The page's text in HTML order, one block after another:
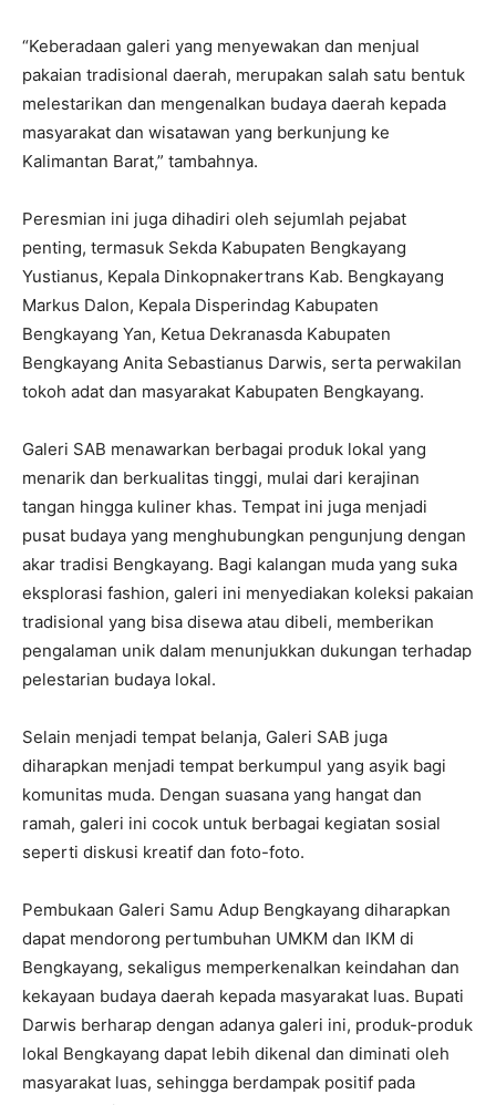
“Keberadaan galeri yang menyewakan dan menjual
pakaian tradisional daerah, merupakan salah satu bentuk
melestarikan dan mengenalkan budaya daerah kepada
masyarakat dan wisatawan yang berkunjung ke
Kalimantan Barat,” tambahnya.
Peresmian ini juga dihadiri oleh sejumlah pejabat
penting, termasuk Sekda Kabupaten Bengkayang
Yustianus, Kepala Dinkopnakertrans Kab. Bengkayang
Markus Dalon, Kepala Disperindag Kabupaten
Bengkayang Yan, Ketua Dekranasda Kabupaten
Bengkayang Anita Sebastianus Darwis, serta perwakilan
tokoh adat dan masyarakat Kabupaten Bengkayang.
Galeri SAB menawarkan berbagai produk lokal yang
menarik dan berkualitas tinggi, mulai dari kerajinan
tangan hingga kuliner khas. Tempat ini juga menjadi
pusat budaya yang menghubungkan pengunjung dengan
akar tradisi Bengkayang. Bagi kalangan muda yang suka
eksplorasi fashion, galeri ini menyediakan koleksi pakaian
tradisional yang bisa disewa atau dibeli, memberikan
pengalaman unik dalam menunjukkan dukungan terhadap
pelestarian budaya lokal.
Selain menjadi tempat belanja, Galeri SAB juga
diharapkan menjadi tempat berkumpul yang asyik bagi
komunitas muda. Dengan suasana yang hangat dan
ramah, galeri ini cocok untuk berbagai kegiatan sosial
seperti diskusi kreatif dan foto-foto.
Pembukaan Galeri Samu Adup Bengkayang diharapkan
dapat mendorong pertumbuhan UMKM dan IKM di
Bengkayang, sekaligus memperkenalkan keindahan dan
kekayaan budaya daerah kepada masyarakat luas. Bupati
Darwis berharap dengan adanya galeri ini, produk-produk
lokal Bengkayang dapat lebih dikenal dan diminati oleh
masyarakat luas, sehingga berdampak positif pada